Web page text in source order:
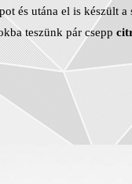
és utána el is készült
teszünk pár csepp